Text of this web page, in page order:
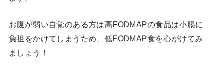
お腹が弱い自覚のある方は高FODMAPの食品は小腸に
負担をかけてしまうため、低FODMAP食を心がけてみ
ましょう！